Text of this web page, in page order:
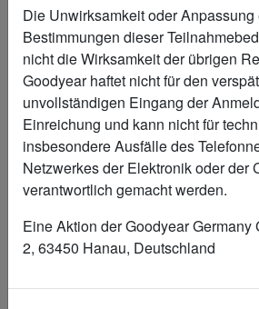
WÄHLEN SIE
REIFEN
Profil
-- Bitte wählen --
Größe
Die Unwirksamkeit oder
Bestimmungen dieser
nicht die Wirksamkeit der übrigen
Goodyear haftet nicht für den
unvollständigen Eingang der
Einreichung und kann nicht für
insbesondere Ausfälle des
Netzwerkes der Elektronik oder der
verantwortlich gemacht werden.
Eine Aktion der Goodyear Germany
2, 63450 Hanau, Deutschland